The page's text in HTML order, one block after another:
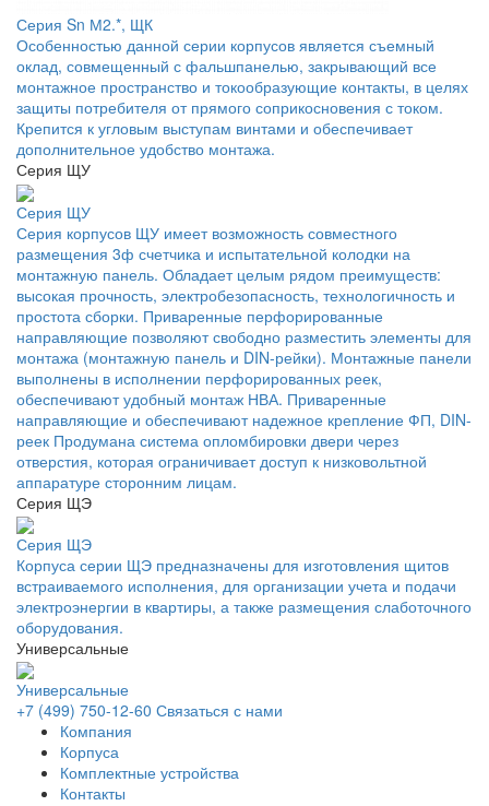
Серия Sn М2.*, ЩК
Особенностью данной серии корпусов является съемный
оклад, совмещенный с фальшпанелью, закрывающий все
монтажное пространство и токообразующие контакты, в целях
защиты потребителя от прямого соприкосновения с током.
Крепится к угловым выступам винтами и обеспечивает
дополнительное удобство монтажа.
Серия ЩУ
Серия ЩУ
Серия корпусов ЩУ имеет возможность совместного
размещения 3ф счетчика и испытательной колодки на
монтажную панель. Обладает целым рядом преимуществ:
высокая прочность, электробезопасность, технологичность и
простота сборки. Приваренные перфорированные
направляющие позволяют свободно разместить элементы для
монтажа (монтажную панель и DIN-рейки). Монтажные панели
выполнены в исполнении перфорированных реек,
обеспечивают удобный монтаж НВА. Приваренные
направляющие и обеспечивают надежное крепление ФП, DIN-
реек Продумана система опломбировки двери через
отверстия, которая ограничивает доступ к низковольтной
аппаратуре сторонним лицам.
Серия ЩЭ
Серия ЩЭ
Корпуса серии ЩЭ предназначены для изготовления щитов
встраиваемого исполнения, для организации учета и подачи
электроэнергии в квартиры, а также размещения слаботочного
оборудования.
Универсальные
Универсальные
+7 (499) 750-12-60 Связаться с нами
Компания
Корпуса
Комплектные устройства
Контакты